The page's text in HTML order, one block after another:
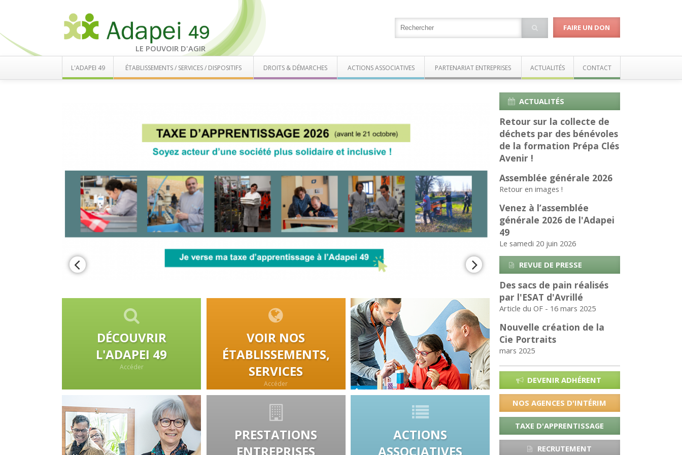
LE POUVOIR D'AGIR
FAIRE UN DON
L'ADAPEI 49 ÉTABLISSEMENTS / SERVICES / DISPOSITIFS DROITS & DÉMARCHES ACTIONS ASSOCIATIVES PARTENARIAT ENTREPRISES ACTUALITÉS CONTACT
DÉCOUVRIR
L'ADAPEI 49
Accéder
VOIR NOS
ÉTABLISSEMENTS,
SERVICES
Accéder
PRESTATIONS
ENTREPRISES
ACTIONS
ASSOCIATIVES
ACTUALITÉS
Retour sur la collecte de
déchets par des bénévoles
de la formation Prépa Clés
Avenir !
Assemblée générale 2026
Retour en images !
Venez à l’assemblée
générale 2026 de l'Adapei
49
Le samedi 20 juin 2026
REVUE DE PRESSE
Des sacs de pain réalisés
par l'ESAT d'Avrillé
Article du OF - 16 mars 2025
Nouvelle création de la
Cie Portraits
mars 2025
DEVENIR ADHÉRENT
NOS AGENCES D'INTÉRIM
TAXE D'APPRENTISSAGE
RECRUTEMENT